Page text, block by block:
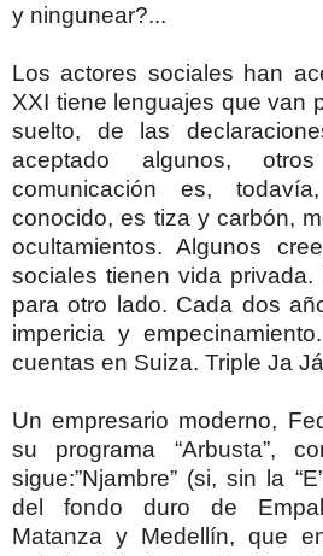
y ningunear?...
Los actores sociales han
XXI tiene lenguajes que van
suelto, de las
aceptado algunos,
comunicación es,
conocido, es tiza y carbón,
ocultamientos. Algunos
sociales tienen vida
para otro lado. Cada dos
impericia y
cuentas en Suiza. Triple Ja
Un empresario moderno,
su programa “Arbusta”,
sigue:”Njambre” (si, sin la
del fondo duro de
Matanza y Medellín, que